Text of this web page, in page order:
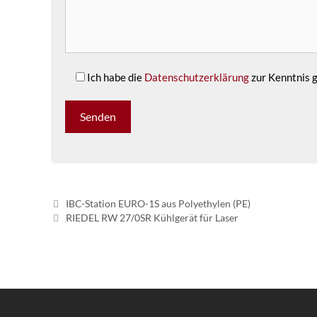
Ich habe die Datenschutzerklärungzur Kenntnis
IBC-Station EURO-1S aus Polyethylen (PE)
RIEDEL RW 27/0SR Kühlgerät für Laser